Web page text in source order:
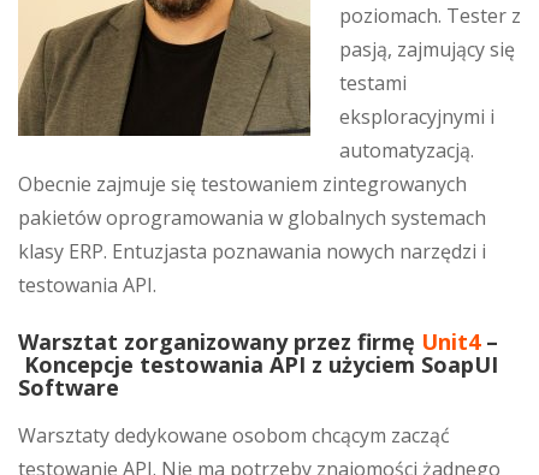
poziomach. Tester z
pasją, zajmujący się
testami
eksploracyjnymi i
automatyzacją.
Obecnie zajmuje się testowaniem zintegrowanych
pakietów oprogramowania w globalnych systemach
klasy ERP. Entuzjasta poznawania nowych narzędzi i
testowania API.
Warsztat zorganizowany przez firmę Unit4–
Koncepcje testowania API z użyciem SoapUI
Software
Warsztaty dedykowane osobom chcącym zacząć
testowanie API. Nie ma potrzeby znajomości żadnego